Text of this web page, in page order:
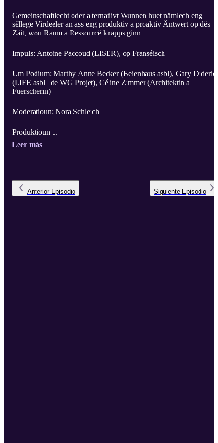
Gemeinschaftlecht oder alternatiivt Wunnen huet nämlech eng
sëllege Virdeeler an ass eng produktiv a proaktiv Äntwert op dës
Zäit, wou Raum a Ressourcë knapps ginn.
Impuls: Antoine Paccoud (LISER), op Franséisch
Um Podium: Marthy Anne Becker (Beienhaus asbl), Gary
(LIFE asbl | de WG Projet), Céline Zimmer (Architektin a
Fuerscherin)
Moderatioun: Nora Schleich
Produktioun ...
Leer más
Anterior Episodio Siguiente Episodio